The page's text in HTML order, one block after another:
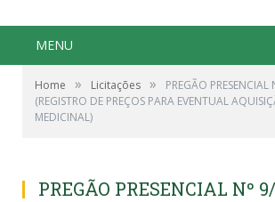
MENU
Home » Licitações »
PREGÃO
(REGISTRO DE PREÇOS PARA EVENTUAL
MEDICINAL)
PREGÃO PRESENCIAL Nº